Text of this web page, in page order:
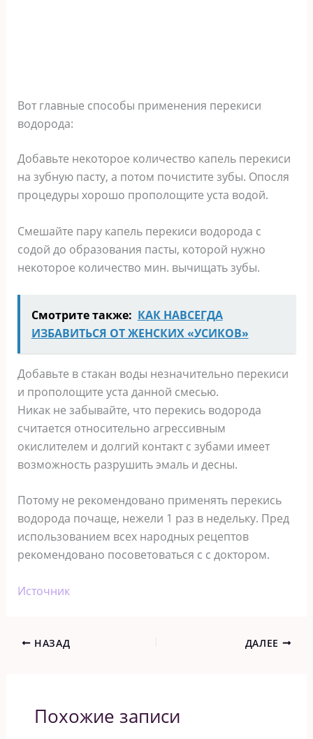
Вот главные способы применения перекиси
водорода:
Добавьте некоторое количество капель перекиси
на зубную пасту, а потом почистите зубы. Опосля
процедуры хорошо прополощите уста водой.
Смешайте пару капель перекиси водорода с
содой до образования пасты, которой нужно
некоторое количество мин. вычищать зубы.
Смотрите также: КАК НАВСЕГДА
ИЗБАВИТЬСЯ ОТ ЖЕНСКИХ «УСИКОВ»
Добавьте в стакан воды незначительно перекиси
и прополощите уста данной смесью.
Никак не забывайте, что перекись водорода
считается относительно агрессивным
окислителем и долгий контакт с зубами имеет
возможность разрушить эмаль и десны.
Потому не рекомендовано применять перекись
водорода почаще, нежели 1 раз в недельку. Пред
использованием всех народных рецептов
рекомендовано посоветоваться с с доктором.
Источник
НАЗАД ДАЛЕЕ
Похожие записи